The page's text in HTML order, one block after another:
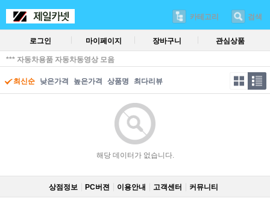
카테고리 검색
로그인 마이페이지 장바구니 관심상품
*** 자동차용품 자동차동영상 모음
최신순 낮은가격 높은가격 상품명 최다리뷰
해당 데이터가 없습니다.
상점정보 PC버젼 이용안내 고객센터 커뮤니티